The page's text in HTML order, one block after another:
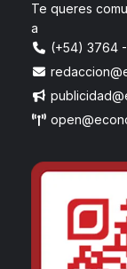
Te queres
a
(+54) 3764